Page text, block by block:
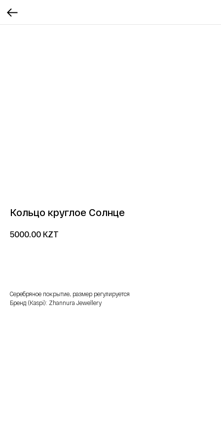
Кольцо круглое Солнце
5000.00 KZT
Серебряное покрытие, размер регулируется
Бренд (Kaspi): Zhannura Jewellery